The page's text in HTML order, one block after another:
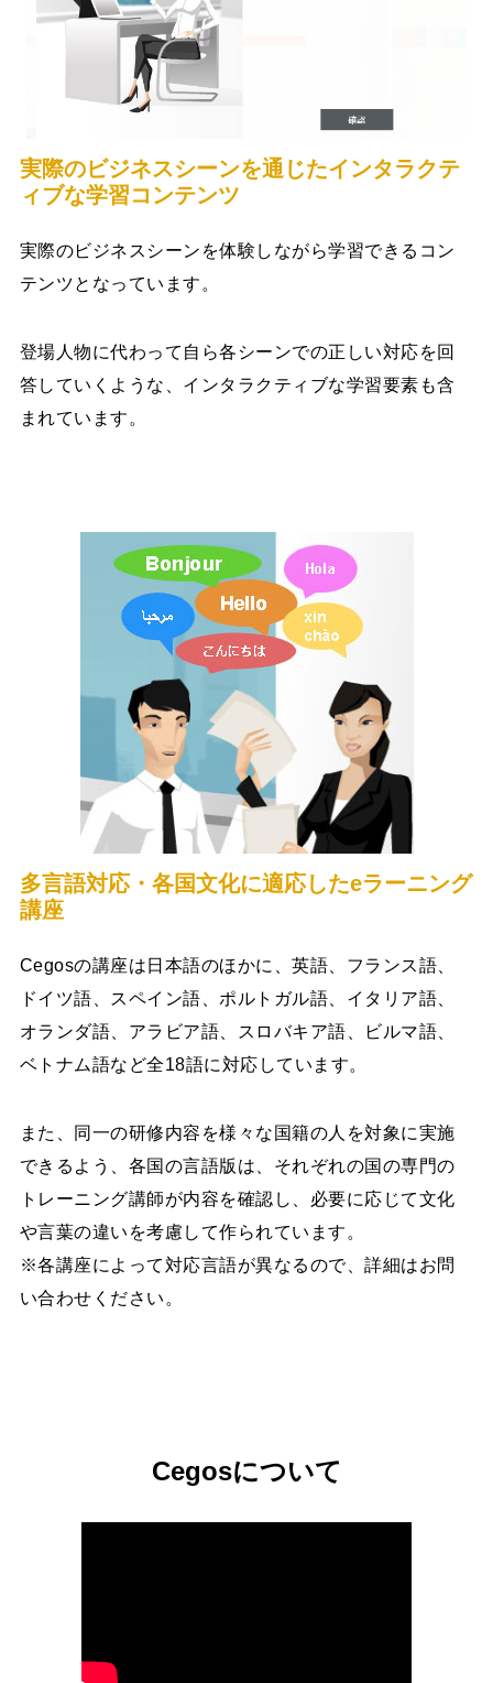
実際のビジネスシーンを通じたインタラクテ
ィブな学習コンテンツ
実際のビジネスシーンを体験しながら学習できるコン
テンツとなっています。
登場人物に代わって自ら各シーンでの正しい対応を回
答していくような、インタラクティブな学習要素も含
まれています。
多言語対応・各国文化に適応したeラーニング
講座
Cegosの講座は日本語のほかに、英語、フランス語、
ドイツ語、スペイン語、ポルトガル語、イタリア語、
オランダ語、アラビア語、スロバキア語、ビルマ語、
ベトナム語など全18語に対応しています。
また、同一の研修内容を様々な国籍の人を対象に実施
できるよう、各国の言語版は、それぞれの国の専門の
トレーニング講師が内容を確認し、必要に応じて文化
や言葉の違いを考慮して作られています。
※各講座によって対応言語が異なるので、詳細はお問
い合わせください。
Cegosについて